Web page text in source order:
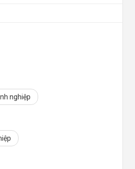
nghiệp